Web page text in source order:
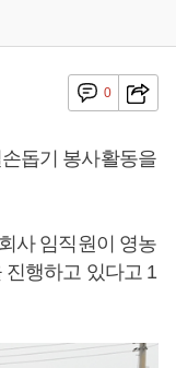
0
돕기 봉사활동을
사 임직원이 영농
행하고 있다고 1